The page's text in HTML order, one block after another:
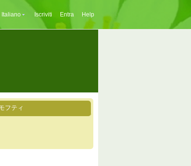
Italiano Iscriviti Entra Help
フティ